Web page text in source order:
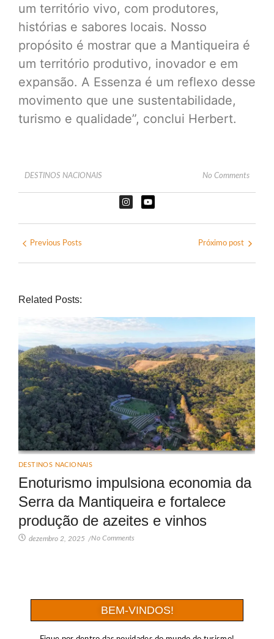
um território vivo, com produtores,
histórias e sabores locais. Nosso
propósito é mostrar que a Mantiqueira é
um território produtivo, inovador e em
expansão. A Essenza é um reflexo desse
movimento que une sustentabilidade,
turismo e qualidade”, conclui Herbert.
DESTINOS NACIONAIS No Comments
Previous Posts Próximo post
Related Posts:
DESTINOS NACIONAIS
Enoturismo impulsiona economia da
Serra da Mantiqueira e fortalece
produção de azeites e vinhos
dezembro 2, 2025 /No Comments
BEM-VINDOS!